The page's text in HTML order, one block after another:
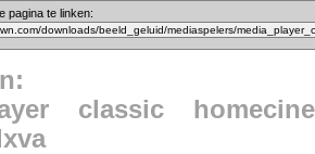
pagina te linken:
classic